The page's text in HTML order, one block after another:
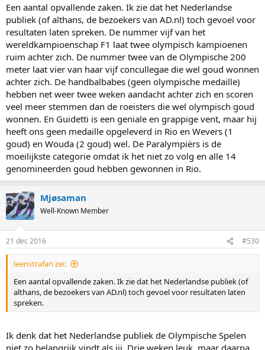
Een aantal opvallende zaken. Ik zie dat het Nederlandse
publiek (of althans, de bezoekers van AD.nl) toch gevoel voor
resultaten laten spreken. De nummer vijf van het
wereldkampioenschap F1 laat twee olympisch kampioenen
ruim achter zich. De nummer twee van de Olympische 200
meter laat vier van haar vijf concullegae die wel goud wonnen
achter zich. De handbalbabes (geen olympische medaille)
hebben net weer twee weken aandacht achter zich en scoren
veel meer stemmen dan de roeisters die wel olympisch goud
wonnen. En Guidetti is een geniale en grappige vent, maar hij
heeft ons geen medaille opgeleverd in Rio en Wevers (1
goud) en Wouda (2 goud) wel. De Paralympiërs is de
moeilijkste categorie omdat ik het niet zo volg en alle 14
genomineerden goud hebben gewonnen in Rio.
Mjøsaman
Well-Known Member
21 dec 2016 #530
leenstrafan zei:
Een aantal opvallende zaken. Ik zie dat het Nederlandse publiek (of
althans, de bezoekers van AD.nl) toch gevoel voor resultaten laten
spreken.
Ik denk dat het Nederlandse publiek de Olympische Spelen
niet zo belangrijk vindt als jij. Drie weken leuk, maar daarna